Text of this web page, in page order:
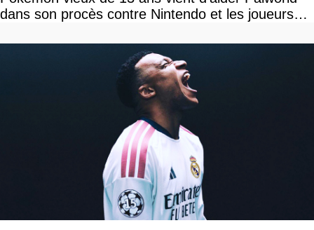
dans son procès contre Nintendo et les joueurs